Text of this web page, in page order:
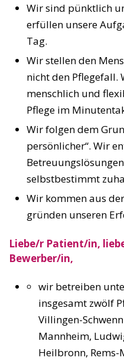
Wir sind pünktlich
erfüllen unsere
Tag.
Wir stellen den
nicht den
menschlich und
Pflege im
Wir folgen dem
persönlicher“. Wir
selbstbestimmt
Wir kommen aus
gründen unseren
Liebe/r Patient/in,
Bewerber/in,
wir betreiben
insgesamt zwölf
Villingen-
Mannheim,
Heilbronn,